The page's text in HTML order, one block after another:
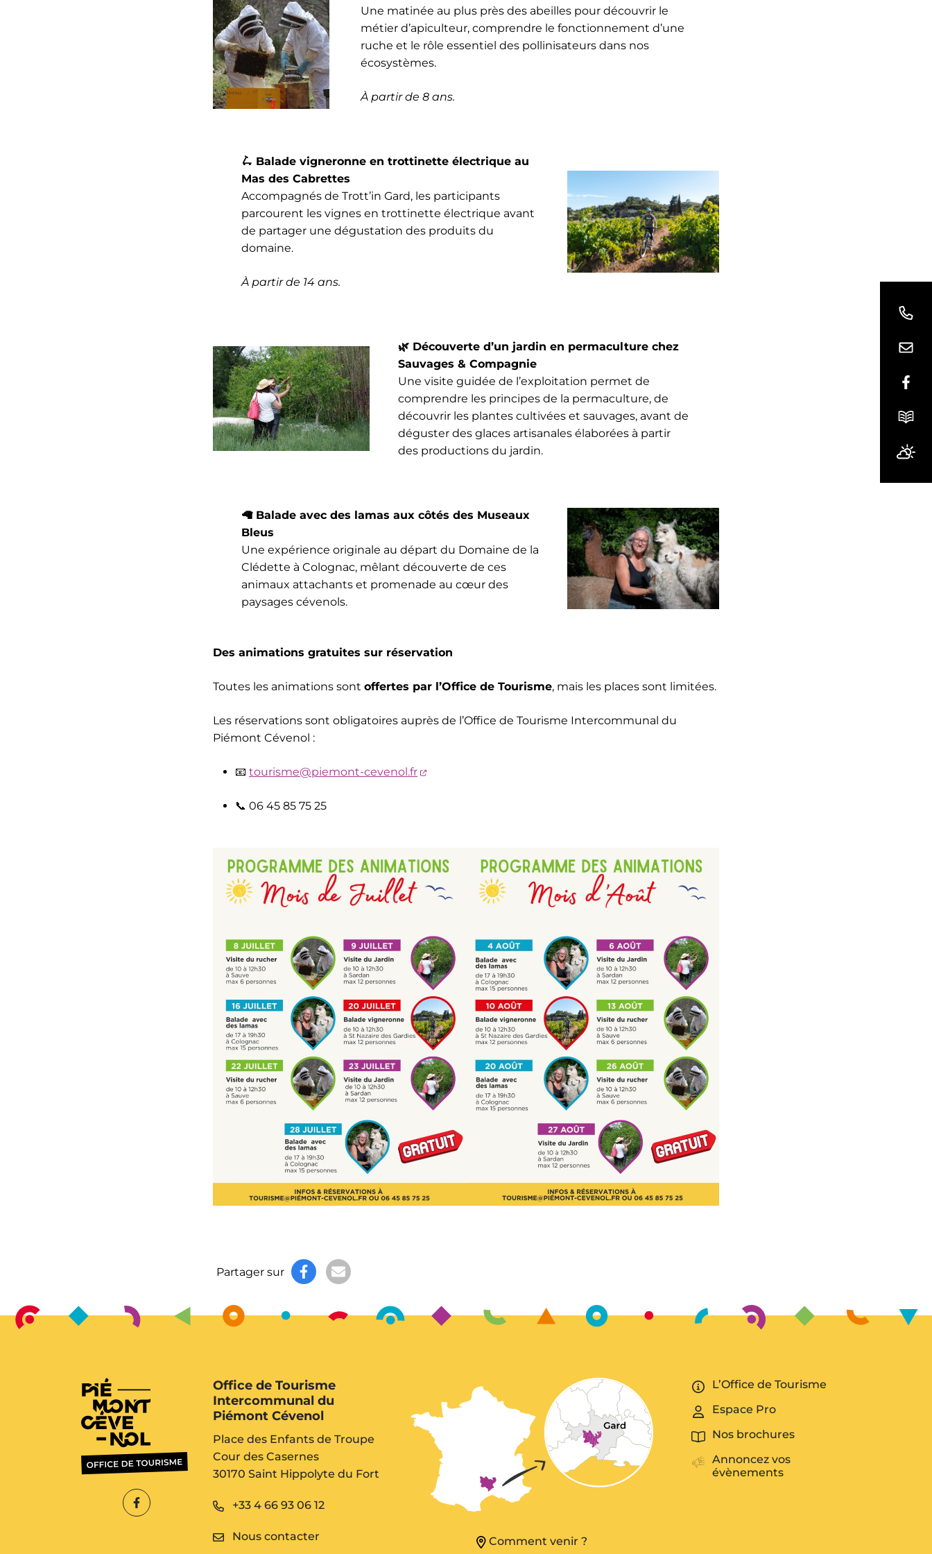
Lien
Une matinée au plus près des abeilles pour découvrir le
métier d’apiculteur, comprendre le fonctionnement d’une
ruche et le rôle essentiel des pollinisateurs dans nos
écosystèmes.
À partir de 8 ans.
🛴 Balade vigneronne en trottinette électrique au
Mas des Cabrettes
Accompagnés de Trott’in Gard, les participants
parcourent les vignes en trottinette électrique avant
de partager une dégustation des produits du
domaine.
À partir de 14 ans.
🌿Découverte d’un jardin en permaculture chez
Sauvages & Compagnie
Une visite guidée de l’exploitation permet de
comprendre les principes de la permaculture, de
découvrir les plantes cultivées et sauvages, avant de
déguster des glaces artisanales élaborées à partir
des productions du jardin.
🦙Balade avec des lamas aux côtés des Museaux
Bleus
Une expérience originale au départ du Domaine de la
Clédette à Colognac, mêlant découverte de ces
animaux attachants et promenade au cœur des
paysages cévenols.
Des animations gratuites sur réservation
Toutes les animations sont offertes par l’Office de Tourisme, mais les places sont limitées.
Les réservations sont obligatoires auprès de l’Office de Tourisme Intercommunal du
Piémont Cévenol :
📧 tourisme@piemont-cevenol.fr (ouverture dans un nouvel onglet)
📞 06 45 85 75 25
Partager sur
Lien vers le compte Facebook
Office de Tourisme
Intercommunal du
Piémont Cévenol
Place des Enfants de Troupe
Cour des Casernes
30170 Saint Hippolyte du Fort
+33 4 66 93 06 12
Nous contacter Comment venir ?
L’Office de Tourisme
Espace Pro
Nos brochures
Annoncez vos
évènements